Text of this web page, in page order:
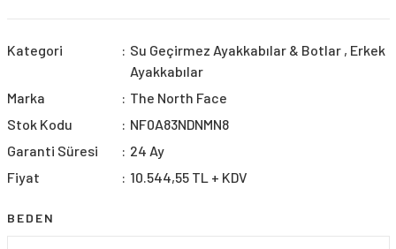
Kategori Su Geçirmez Ayakkabılar & Botlar , Erkek
Ayakkabılar
Marka
The North Face
Stok Kodu
NF0A83NDNMN8
Garanti Süresi
24 Ay
Fiyat
10.544,55 TL + KDV
BEDEN